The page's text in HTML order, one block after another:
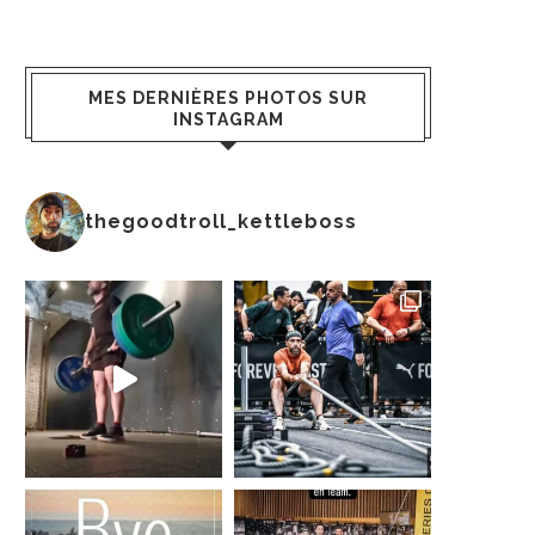
MES DERNIÈRES PHOTOS SUR
INSTAGRAM
thegoodtroll_kettleboss